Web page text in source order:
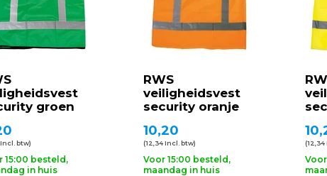
groen
Incl. btw)
15:00 besteld,
in huis
RWS
veiligheidsvest
security oranje
10,20
(12,34 Incl. btw)
Voor 15:00 besteld,
maandag in huis